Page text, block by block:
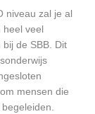
niveau zal je al
heel veel
de SBB. Dit
mensen die